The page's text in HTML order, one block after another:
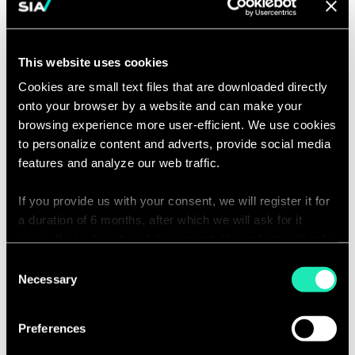
This website uses cookies
Cookies are small text files that are downloaded directly
onto your browser by a website and can make your
browsing experience more user-efficient. We use cookies
to personalize content and adverts, provide social media
features and analyze our web traffic.
If you provide us with your consent, we will register it for
a duration of 6 months, after which we will ask for it
personalized browsing experience.
You can access the complete list of the cookies used,
their purpose, and their retainment period via our
Selection
Necessary
Preferences
trasformazione digitale
dei rischi/opportunità dei progetti
di trasformazione, identificando gli
strumenti più adatti per disegnare
architetture target
Utilizzare la propria esperienza
tecnica in realtà
cliente/consulenziali per contribuire
alla generazione di insight di
Oltre alle progettualità, alla risorsa
inserita sarà richiesto un
sviluppo interne, l’ideazione di nuove